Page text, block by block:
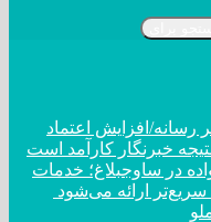
رسانه/افزایش اعتماد
خبرنگار کارآمد است
در ساوجبلاغ؛ خدمات
ارائه می‌شود